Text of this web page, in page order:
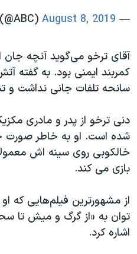
— ABC News (@ABC)
August 8, 2019
آقای ترخو می‌گوید آنچه جان
کمربند ایمنی بود. به گفته
سانحه تلفات جانی نداشت و تنها ۳ نفر زخمی
دنی ترخو از پدر و مادری
شده است. او به خاطر صورت
خالکوبی روی سینه اش
بازی می کند.
از مشهورترین فیلم‌هایی که
توان به «از گرگ و میش تا
اشاره کرد.